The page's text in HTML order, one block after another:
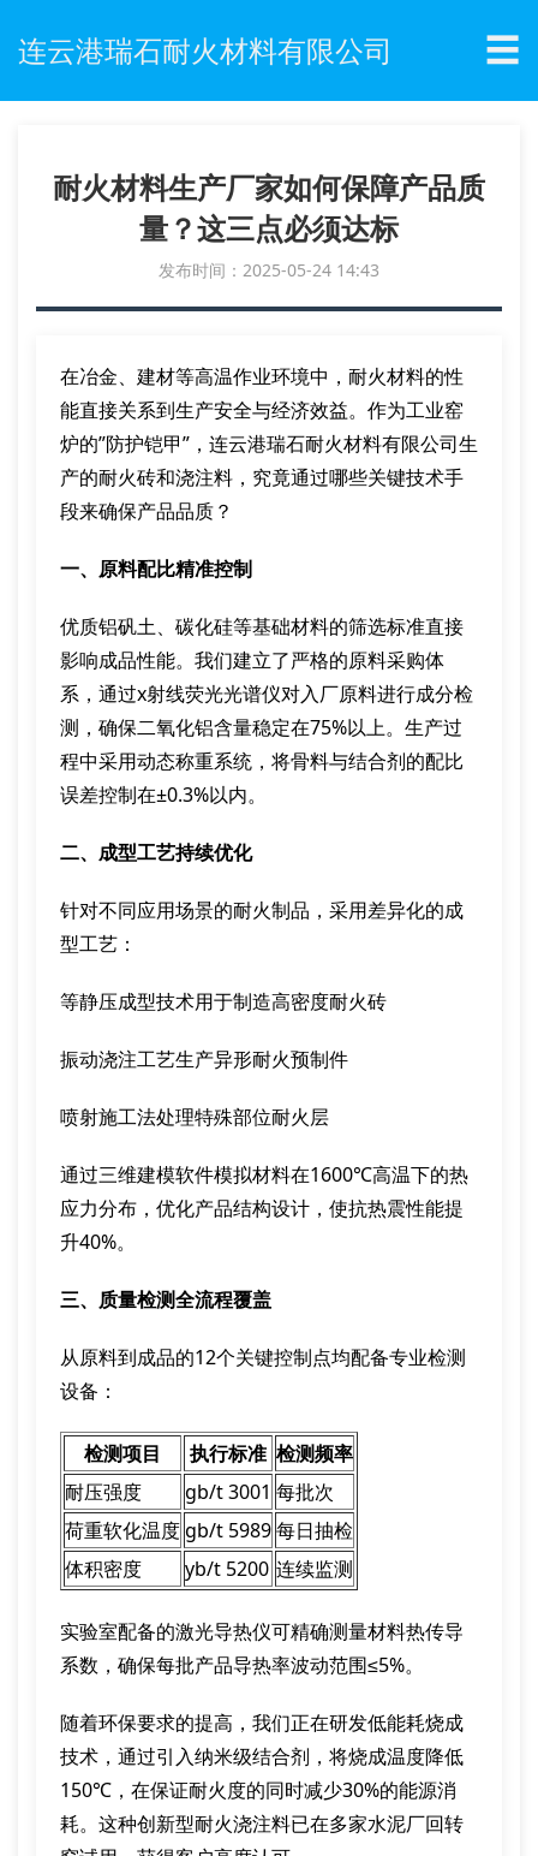
连云港瑞石耐火材料有限公司 ☰
耐火材料生产厂家如何保障产品质
量？这三点必须达标
发布时间：2025-05-24 14:43
在冶金、建材等高温作业环境中，耐火材料的性
能直接关系到生产安全与经济效益。作为工业窑
炉的”防护铠甲”，连云港瑞石耐火材料有限公司生
产的耐火砖和浇注料，究竟通过哪些关键技术手
段来确保产品品质？
一、原料配比精准控制
优质铝矾土、碳化硅等基础材料的筛选标准直接
影响成品性能。我们建立了严格的原料采购体
系，通过x射线荧光光谱仪对入厂原料进行成分检
测，确保二氧化铝含量稳定在75%以上。生产过
程中采用动态称重系统，将骨料与结合剂的配比
误差控制在±0.3%以内。
二、成型工艺持续优化
针对不同应用场景的耐火制品，采用差异化的成
型工艺：
等静压成型技术用于制造高密度耐火砖
振动浇注工艺生产异形耐火预制件
喷射施工法处理特殊部位耐火层
通过三维建模软件模拟材料在1600℃高温下的热
应力分布，优化产品结构设计，使抗热震性能提
升40%。
三、质量检测全流程覆盖
从原料到成品的12个关键控制点均配备专业检测
设备：
检测项目 执行标准 检测频率
耐压强度
gb/t 3001 每批次
荷重软化温度gb/t 5989每日抽检
体积密度
yb/t 5200 连续监测
实验室配备的激光导热仪可精确测量材料热传导
系数，确保每批产品导热率波动范围≤5%。
随着环保要求的提高，我们正在研发低能耗烧成
技术，通过引入纳米级结合剂，将烧成温度降低
150℃，在保证耐火度的同时减少30%的能源消
耗。这种创新型耐火浇注料已在多家水泥厂回转